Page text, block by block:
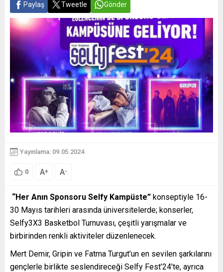
Paylaş Tweetle Gönder
Yayınlama: 09.05.2024
0 A+ A-
“Her Anın Sponsoru Selfy Kampüste” konseptiyle 16-
30 Mayıs tarihleri arasında üniversitelerde; konserler,
Selfy3X3 Basketbol Turnuvası, çeşitli yarışmalar ve
birbirinden renkli aktiviteler düzenlenecek.
Mert Demir, Gripin ve Fatma Turgut’un en sevilen şarkılarını
gençlerle birlikte seslendireceği Selfy Fest’24’te, ayrıca